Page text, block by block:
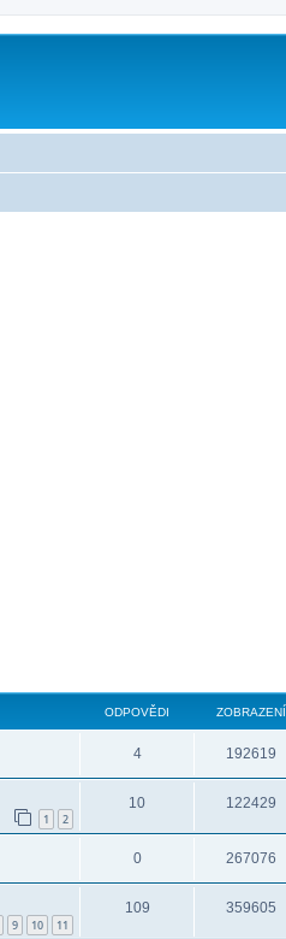
ODPOVĚDI ZOBRAZENÍ
4 192619
1 2
10 122429
0 267076
9 10 11
109 359605